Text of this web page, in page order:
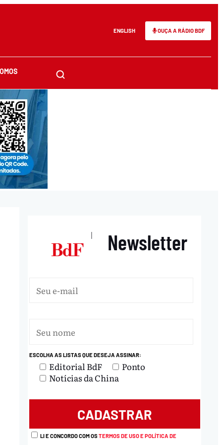
ENGLISH OUÇA A RÁDIO BDF
| Newsletter
ESCOLHA AS LISTAS QUE DESEJA ASSINAR:
Editorial BdF
Ponto
Notícias da China
LI E CONCORDO COM OSTERMOS DE USO E POLÍTICA DE